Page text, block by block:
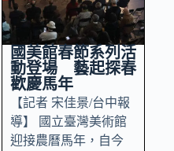
國美館春節系列活
動登場 藝起探春
歡慶馬年
【記者 宋佳景/台中報
導】 國立臺灣美術館
迎接農曆馬年，自今